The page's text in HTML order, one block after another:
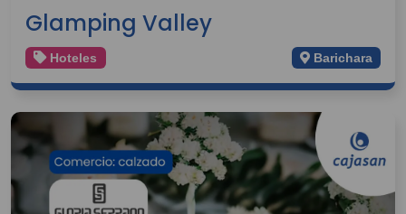
Glamping Valley
Hoteles Barichara